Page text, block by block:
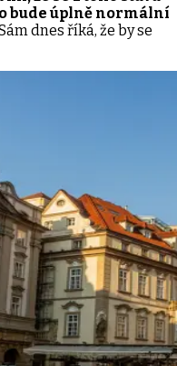
bude úplně normální
dnes říká, že by se